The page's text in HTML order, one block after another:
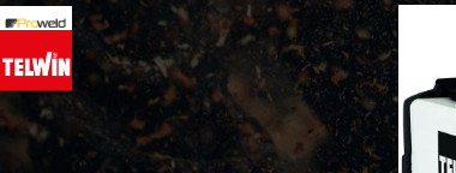
PROWELD 4
TELWIN 5